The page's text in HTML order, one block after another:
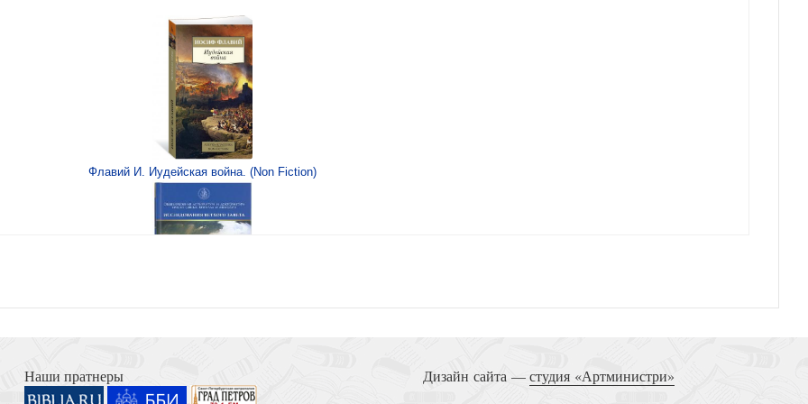
(Ваката) 1185
Флавий И. Иудейская война. (Non Fiction)
Книга Иисуса Навина
Наши пратнеры Дизайн сайта —студия «Артминистри»